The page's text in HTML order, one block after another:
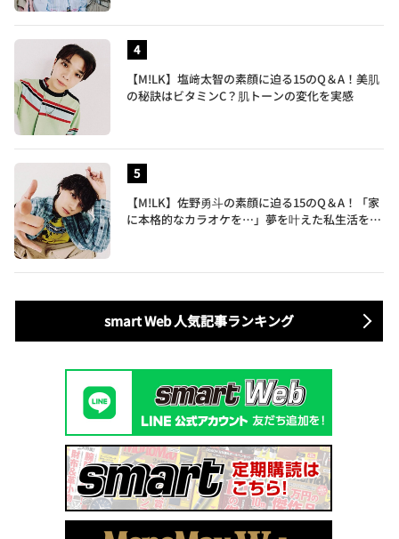
【M!LK】塩﨑太智の素顔に迫る15のQ＆A！美肌
の秘訣はビタミンC？肌トーンの変化を実感
【M!LK】佐野勇斗の素顔に迫る15のQ＆A！「家
に本格的なカラオケを…」夢を叶えた私生活を公
smart Web 人気記事ランキング